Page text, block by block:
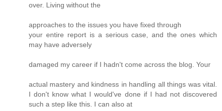
over. Living without the
approaches to the issues you have fixed through
your entire report is a serious case, and the ones which
may have adversely
damaged my career if I hadn't come across the blog. Your
actual mastery and kindness in handling all things was vital.
I don't know what I would've done if I had not discovered
such a step like this. I can also at